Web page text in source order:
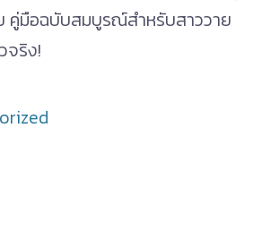
คู่มือฉบับสมบูรณ์สำหรับสาววาย
จริง!